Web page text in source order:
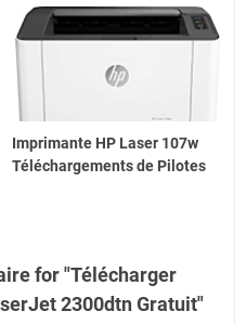
Imprimante HP Laser 107w
Téléchargements de Pilotes
for "Télécharger
2300dtn Gratuit"